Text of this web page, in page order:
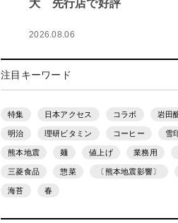
大 先行店で好評
2026.08.06
注目キーワード
特集 日本アクセス コラボ 岩田
明治 理研ビタミン コーヒー 雪
熊本地震 麺 値上げ 業務用
三菱食品 惣菜 〔熊本地震影響〕
海苔 春